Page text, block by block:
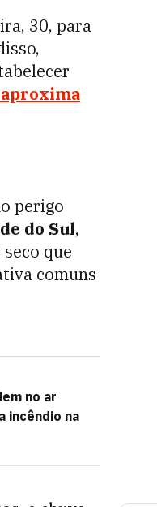
30, para
perigo
do Sul,
seco que
comuns
no ar
incêndio na